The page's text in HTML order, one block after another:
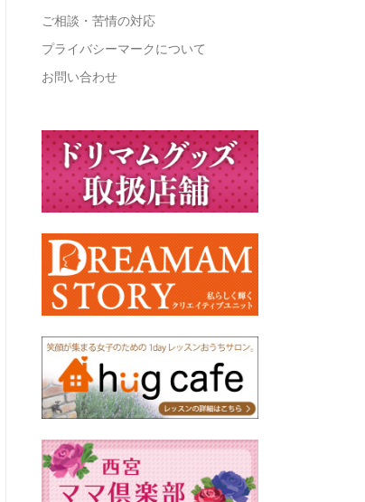
ご相談・苦情の対応
プライバシーマークについて
お問い合わせ